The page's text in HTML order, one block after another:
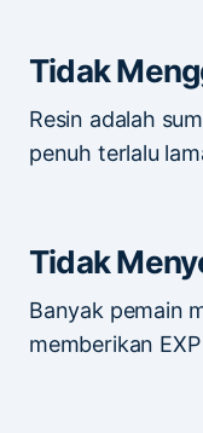
Tidak
Resin adalah
penuh terlalu
Tidak
Banyak pemain
memberikan